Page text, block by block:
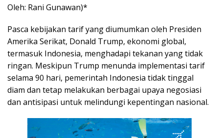
Oleh: Rani Gunawan)*
Pasca kebijakan tarif yang diumumkan oleh Presiden
Amerika Serikat, Donald Trump, ekonomi global,
termasuk Indonesia, menghadapi tekanan yang tidak
ringan. Meskipun Trump menunda implementasi tarif
selama 90 hari, pemerintah Indonesia tidak tinggal
diam dan tetap melakukan berbagai upaya negosiasi
dan antisipasi untuk melindungi kepentingan nasional.